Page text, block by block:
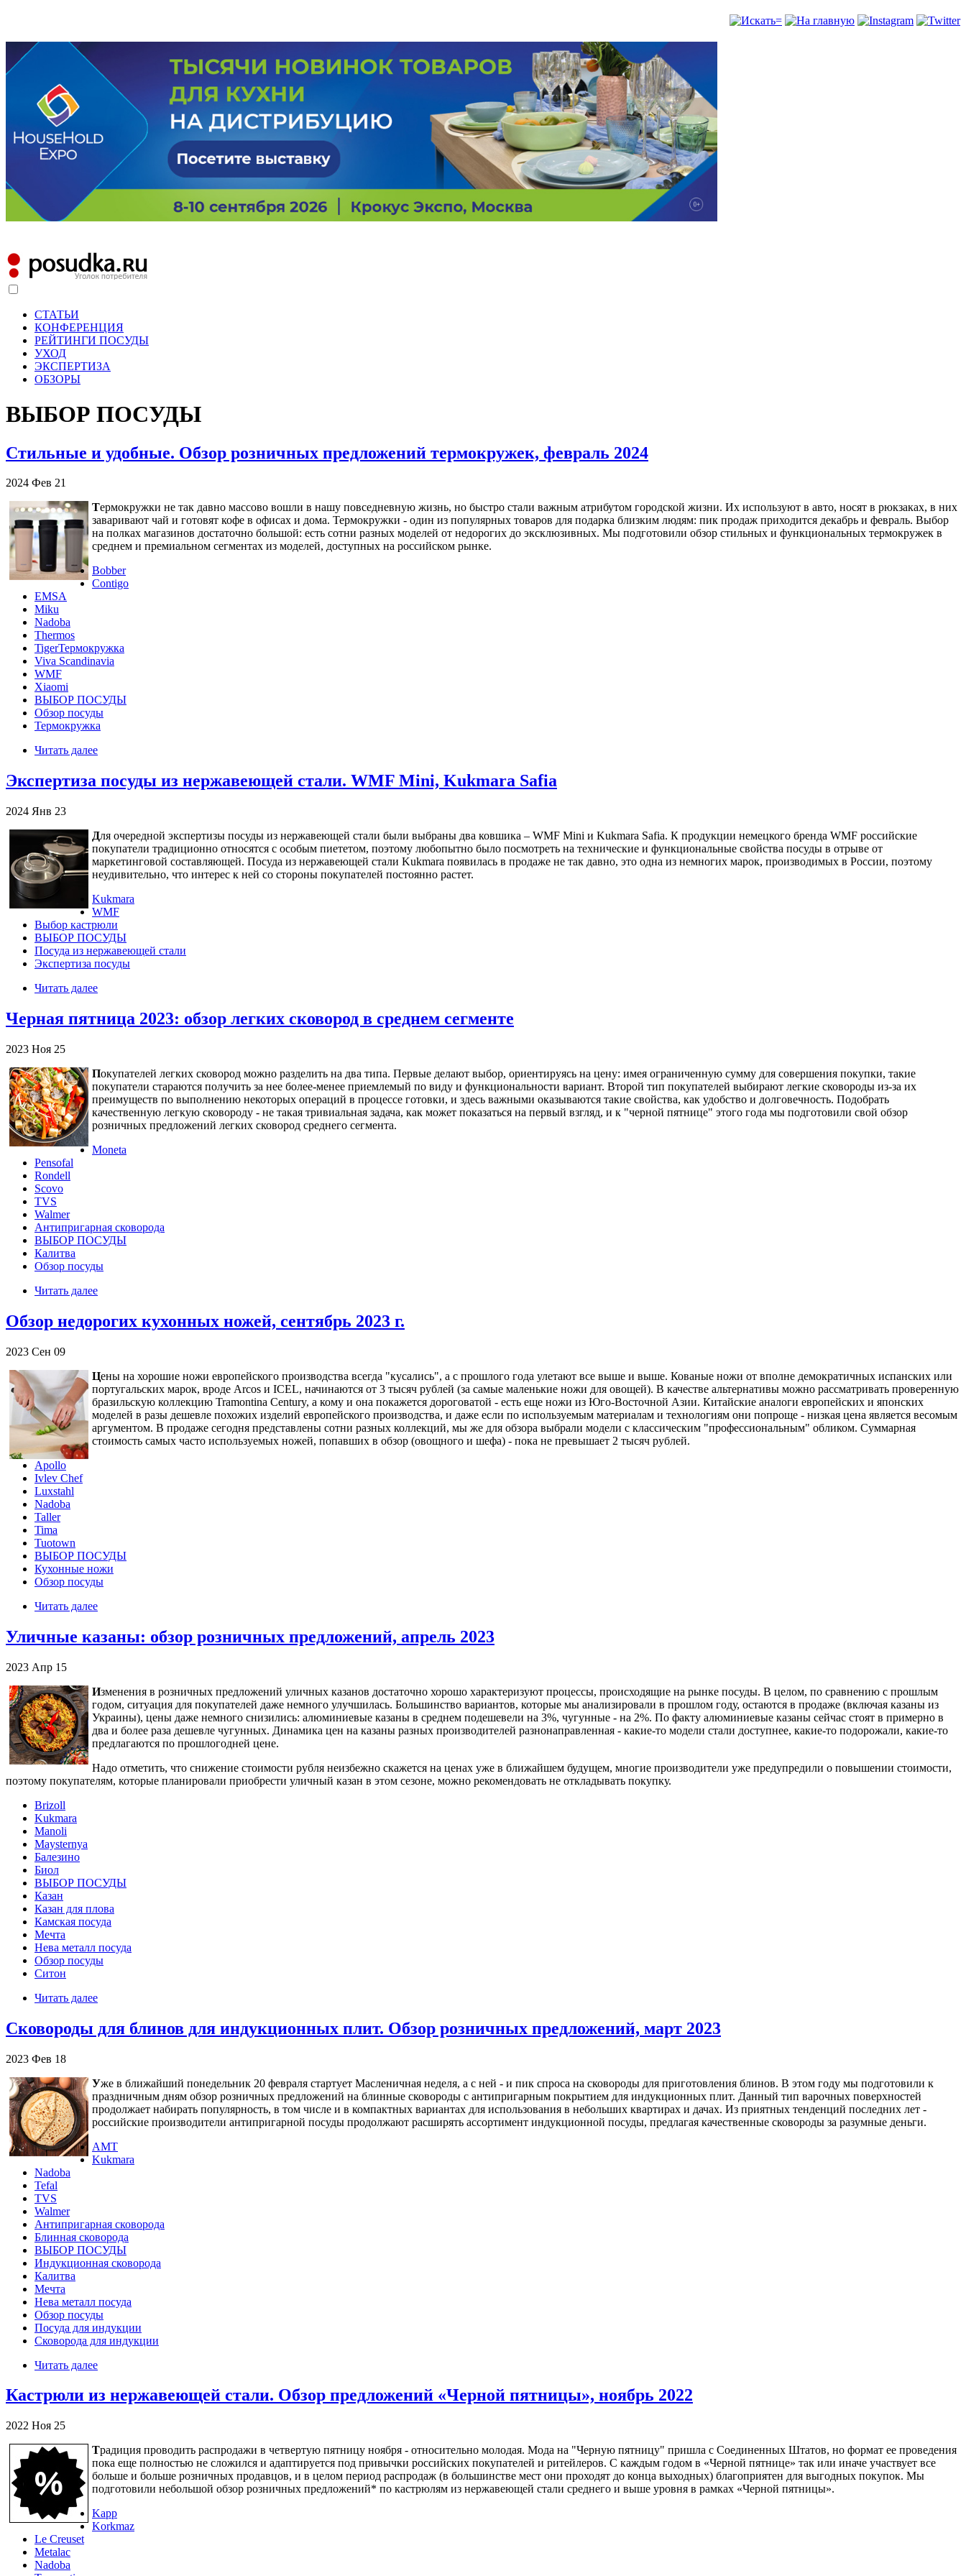
СТАТЬИ
КОНФЕРЕНЦИЯ
РЕЙТИНГИ ПОСУДЫ
УХОД
ЭКСПЕРТИЗА
ОБЗОРЫ
ВЫБОР ПОСУДЫ
Стильные и удобные. Обзор розничных предложений термокружек, февраль 2024
2024 Фев 21
Термокружки не так давно массово вошли в нашу повседневную жизнь, но быстро стали важным атрибутом городской жизни. Их используют в авто, носят в рюкзаках, в них
заваривают чай и готовят кофе в офисах и дома. Термокружки - один из популярных товаров для подарка близким людям: пик продаж приходится декабрь и февраль. Выбор
на полках магазинов достаточно большой: есть сотни разных моделей от недорогих до эксклюзивных. Мы подготовили обзор стильных и функциональных термокружек в
среднем и премиальном сегментах из моделей, доступных на российском рынке.
Bobber
Contigo
EMSA
Miku
Nadoba
Thermos
TigerТермокружка
Viva Scandinavia
WMF
Xiaomi
ВЫБОР ПОСУДЫ
Обзор посуды
Термокружка
Читать далее
Экспертиза посуды из нержавеющей стали. WMF Mini, Kukmara Safia
2024 Янв 23
Для очередной экспертизы посуды из нержавеющей стали были выбраны два ковшика – WMF Mini и Kukmara Safia. К продукции немецкого бренда WMF российские
покупатели традиционно относятся с особым пиететом, поэтому любопытно было посмотреть на технические и функциональные свойства посуды в отрыве от
маркетинговой составляющей. Посуда из нержавеющей стали Kukmara появилась в продаже не так давно, это одна из немногих марок, производимых в России, поэтому
неудивительно, что интерес к ней со стороны покупателей постоянно растет.
Kukmara
WMF
Выбор кастрюли
ВЫБОР ПОСУДЫ
Посуда из нержавеющей стали
Экспертиза посуды
Читать далее
Черная пятница 2023: обзор легких сковород в среднем сегменте
2023 Ноя 25
Покупателей легких сковород можно разделить на два типа. Первые делают выбор, ориентируясь на цену: имея ограниченную сумму для совершения покупки, такие
покупатели стараются получить за нее более-менее приемлемый по виду и функциональности вариант. Второй тип покупателей выбирают легкие сковороды из-за их
преимуществ по выполнению некоторых операций в процессе готовки, и здесь важными оказываются такие свойства, как удобство и долговечность. Подобрать
качественную легкую сковороду - не такая тривиальная задача, как может показаться на первый взгляд, и к "черной пятнице" этого года мы подготовили свой обзор
розничных предложений легких сковород среднего сегмента.
Moneta
Pensofal
Rondell
Scovo
TVS
Walmer
Антипригарная сковорода
ВЫБОР ПОСУДЫ
Калитва
Обзор посуды
Читать далее
Обзор недорогих кухонных ножей, сентябрь 2023 г.
2023 Сен 09
Цены на хорошие ножи европейского производства всегда "кусались", а с прошлого года улетают все выше и выше. Кованые ножи от вполне демократичных испанских или
португальских марок, вроде Arcos и ICEL, начинаются от 3 тысяч рублей (за самые маленькие ножи для овощей). В качестве альтернативы можно рассматривать проверенную
бразильскую коллекцию Tramontina Century, а кому и она покажется дороговатой - есть еще ножи из Юго-Восточной Азии. Китайские аналоги европейских и японских
моделей в разы дешевле похожих изделий европейского производства, и даже если по используемым материалам и технологиям они попроще - низкая цена является весомым
аргументом. В продаже сегодня представлены сотни разных коллекций, мы же для обзора выбрали модели с классическим "профессиональным" обликом. Суммарная
стоимость самых часто используемых ножей, попавших в обзор (овощного и шефа) - пока не превышает 2 тысяч рублей.
Apollo
Ivlev Chef
Luxstahl
Nadoba
Taller
Tima
Tuotown
ВЫБОР ПОСУДЫ
Кухонные ножи
Обзор посуды
Читать далее
Уличные казаны: обзор розничных предложений, апрель 2023
2023 Апр 15
Изменения в розничных предложений уличных казанов достаточно хорошо характеризуют процессы, происходящие на рынке посуды. В целом, по сравнению с прошлым
годом, ситуация для покупателей даже немного улучшилась. Большинство вариантов, которые мы анализировали в прошлом году, остаются в продаже (включая казаны из
Украины), цены даже немного снизились: алюминиевые казаны в среднем подешевели на 3%, чугунные - на 2%. По факту алюминиевые казаны сейчас стоят в примерно в
два и более раза дешевле чугунных. Динамика цен на казаны разных производителей разнонаправленная - какие-то модели стали доступнее, какие-то подорожали, какие-то
предлагаются по прошлогодней цене.
Надо отметить, что снижение стоимости рубля неизбежно скажется на ценах уже в ближайшем будущем, многие производители уже предупредили о повышении стоимости,
поэтому покупателям, которые планировали приобрести уличный казан в этом сезоне, можно рекомендовать не откладывать покупку.
Brizoll
Kukmara
Manoli
Maysternya
Балезино
Биол
ВЫБОР ПОСУДЫ
Казан
Казан для плова
Камская посуда
Мечта
Нева металл посуда
Обзор посуды
Ситон
Читать далее
Сковороды для блинов для индукционных плит. Обзор розничных предложений, март 2023
2023 Фев 18
Уже в ближайший понедельник 20 февраля стартует Масленичная неделя, а с ней - и пик спроса на сковороды для приготовления блинов. В этом году мы подготовили к
праздничным дням обзор розничных предложений на блинные сковороды с антипригарным покрытием для индукционных плит. Данный тип варочных поверхностей
продолжает набирать популярность, в том числе и в компактных вариантах для использования в небольших квартирах и дачах. Из приятных тенденций последних лет -
российские производители антипригарной посуды продолжают расширять ассортимент индукционной посуды, предлагая качественные сковороды за разумные деньги.
AMT
Kukmara
Nadoba
Tefal
TVS
Walmer
Антипригарная сковорода
Блинная сковорода
ВЫБОР ПОСУДЫ
Индукционная сковорода
Калитва
Мечта
Нева металл посуда
Обзор посуды
Посуда для индукции
Сковорода для индукции
Читать далее
Кастрюли из нержавеющей стали. Обзор предложений «Черной пятницы», ноябрь 2022
2022 Ноя 25
Традиция проводить распродажи в четвертую пятницу ноября - относительно молодая. Мода на "Черную пятницу" пришла с Соединенных Штатов, но формат ее проведения
пока еще полностью не сложился и адаптируется под привычки российских покупателей и ритейлеров. С каждым годом в «Черной пятнице» так или иначе участвует все
больше и больше розничных продавцов, и в целом период распродаж (в большинстве мест они проходят до конца выходных) благоприятен для выгодных покупок. Мы
подготовили небольшой обзор розничных предложений* по кастрюлям из нержавеющей стали среднего и выше уровня в рамках «Черной пятницы».
Kapp
Korkmaz
Le Creuset
Metalac
Nadoba